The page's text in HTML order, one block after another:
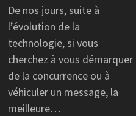
De nos jours, suite à
l’évolution de la
technologie, si vous
cherchez à vous démarquer
de la concurrence ou à
véhiculer un message, la
meilleure…